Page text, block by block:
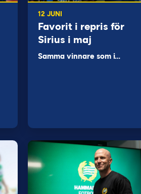
12 JUNI
Favorit i repris för
Sirius i maj
Samma vinnare som i…